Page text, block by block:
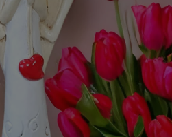
der DSGVO sind
oder identifizierbare
unserer Website handelt es
Adresse, IP-Adresse und im
und Nachname sowie die
können in Cookies oder
lokaler Speicherung) gespeichert
Website und auf Geräten, die
verwenden, installiert